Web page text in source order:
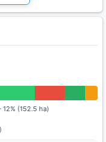
(152.5 ha)